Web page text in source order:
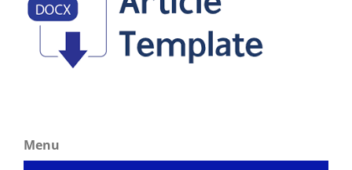
Menu